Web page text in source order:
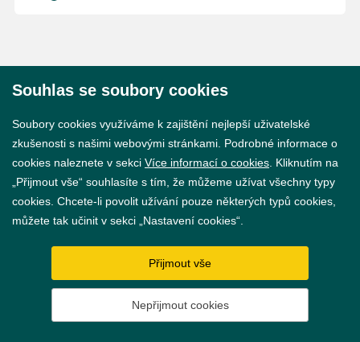
GDPR
Nastavení cookies
Souhlas se soubory cookies
Soubory cookies využíváme k zajištění nejlepší uživatelské
zkušenosti s našimi webovými stránkami. Podrobné informace o
cookies naleznete v sekci Více informací o cookies . Kliknutím na
„Přijmout vše“ souhlasíte s tím, že můžeme užívat všechny typy
cookies. Chcete-li povolit užívání pouze některých typů cookies,
můžete tak učinit v sekci „Nastavení cookies“.
Přijmout vše
Nepřijmout cookies